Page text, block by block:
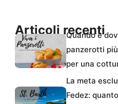
Articoli recenti
Quando e
panzerotti
per una
La meta
Fedez: